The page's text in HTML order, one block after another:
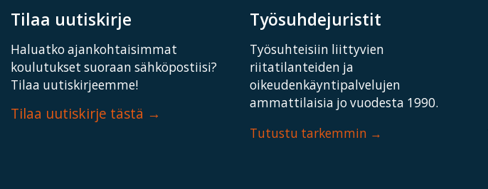
Tilaa uutiskirje
Haluatko ajankohtaisimmat
koulutukset suoraan sähköpostiisi?
Tilaa uutiskirjeemme!
Tilaa uutiskirje tästä
Työsuhdejuristit
Työsuhteisiin liittyvien
riitatilanteiden ja
oikeudenkäyntipalvelujen
ammattilaisia jo vuodesta 1990.
Tutustu tarkemmin